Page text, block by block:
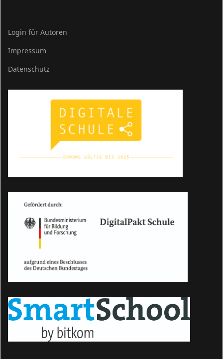
Login für Autoren
Impressum
Datenschutz